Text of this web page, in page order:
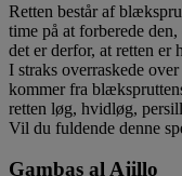
Retten består af
time på at forberede
det er derfor, at retten er
I straks overraskede
kommer fra
retten løg, hvidløg,
Vil du fuldende denne
Gambas al Ajillo